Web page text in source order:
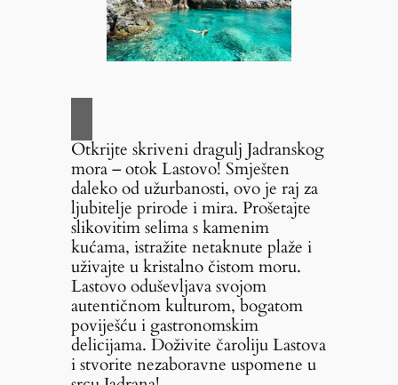
Otkrijte skriveni dragulj Jadranskog
mora – otok Lastovo! Smješten
daleko od užurbanosti, ovo je raj za
ljubitelje prirode i mira. Prošetajte
slikovitim selima s kamenim
kućama, istražite netaknute plaže i
uživajte u kristalno čistom moru.
Lastovo oduševljava svojom
autentičnom kulturom, bogatom
poviješću i gastronomskim
delicijama. Doživite čaroliju Lastova
i stvorite nezaboravne uspomene u